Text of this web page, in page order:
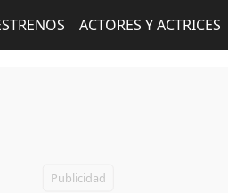
ACTORES Y ACTRICES